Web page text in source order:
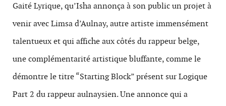
Gaité Lyrique, qu’Isha annonça à son public un projet à
venir avec Limsa d’Aulnay, autre artiste immensément
talentueux et qui affiche aux côtés du rappeur belge,
une complémentarité artistique bluffante, comme le
démontre le titre “Starting Block” présent sur Logique
Part 2 du rappeur aulnaysien. Une annonce qui a